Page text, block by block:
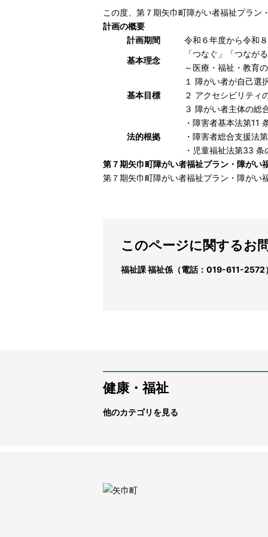
この度、第７期矢巾町障がい者福祉プラ
計画の概要
計画期間
令和６年度から令和
基本理念
「つなぐ」「つなが
～医療・福祉・教育
基本目標
１ 障がい者が自己選
２ アクセシビリティ
３ 障がい者主体の総
法的根拠
・障害者基本法第11
・障害者総合支援法
・児童福祉法第33
第７期矢巾町障がい者福祉プラン・障がい
第７期矢巾町障がい者福祉プラン・障が
このページに関するお
福祉課 福祉係（電話：019-611-2572
健康・福祉
他のカテゴリを見る